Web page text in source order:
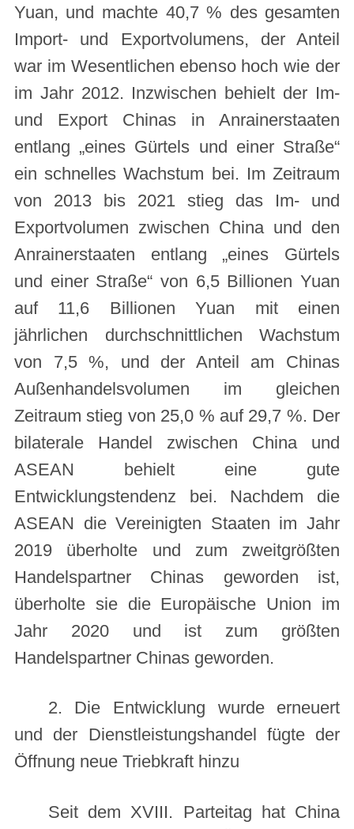
Yuan, und machte 40,7 % des gesamten
Import- und Exportvolumens, der Anteil
war im Wesentlichen ebenso hoch wie der
im Jahr 2012. Inzwischen behielt der Im-
und Export Chinas in Anrainerstaaten
entlang „eines Gürtels und einer Straße“
ein schnelles Wachstum bei. Im Zeitraum
von 2013 bis 2021 stieg das Im- und
Exportvolumen zwischen China und den
Anrainerstaaten entlang „eines Gürtels
und einer Straße“ von 6,5 Billionen Yuan
auf 11,6 Billionen Yuan mit einen
jährlichen durchschnittlichen Wachstum
von 7,5 %, und der Anteil am Chinas
Außenhandelsvolumen im gleichen
Zeitraum stieg von 25,0 % auf 29,7 %. Der
bilaterale Handel zwischen China und
ASEAN behielt eine gute
Entwicklungstendenz bei. Nachdem die
ASEAN die Vereinigten Staaten im Jahr
2019 überholte und zum zweitgrößten
Handelspartner Chinas geworden ist,
überholte sie die Europäische Union im
Jahr 2020 und ist zum größten
Handelspartner Chinas geworden.
2. Die Entwicklung wurde erneuert
und der Dienstleistungshandel fügte der
Öffnung neue Triebkraft hinzu
Seit dem XVIII. Parteitag hat China